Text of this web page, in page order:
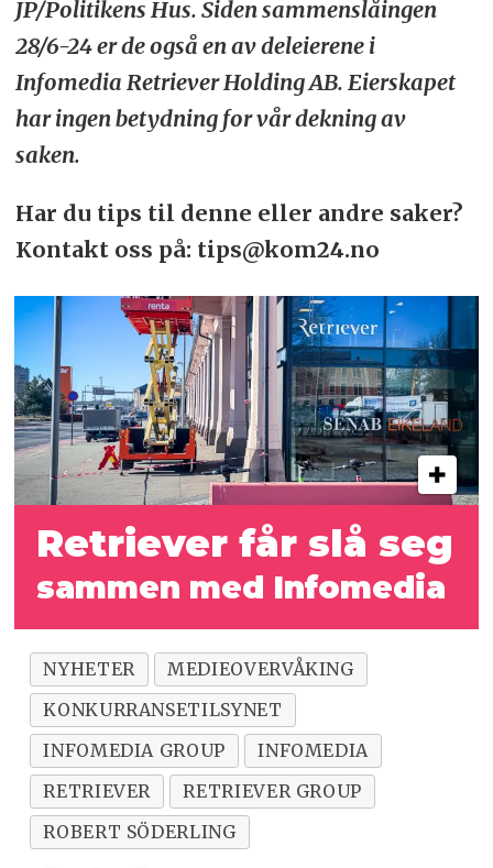
JP/Politikens Hus. Siden sammenslåingen
28/6-24 er de også en av deleierene i
Infomedia Retriever Holding AB. Eierskapet
har ingen betydning for vår dekning av
saken.
Har du tips til denne eller andre saker?
Kontakt oss på: tips@kom24.no
Retriever får slå seg
sammen med Infomedia
NYHETER
MEDIEOVERVÅKING
KONKURRANSETILSYNET
INFOMEDIA GROUP
INFOMEDIA
RETRIEVER
RETRIEVER GROUP
ROBERT SÖDERLING